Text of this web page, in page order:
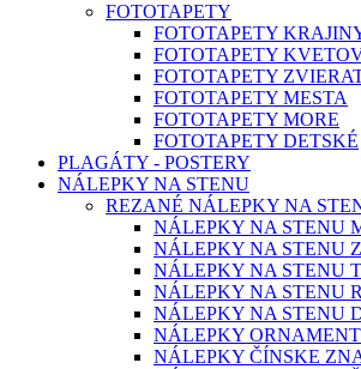
FOTOTAPETY
FOTOTAPETY
FOTOTAPETY
FOTOTAPETY
FOTOTAPETY MESTA
FOTOTAPETY MORE
FOTOTAPETY DETSKÉ
PLAGÁTY - POSTERY
NÁLEPKY NA STENU
REZANÉ NÁLEPKY NA
NÁLEPKY NA STENU
NÁLEPKY NA STENU
NÁLEPKY NA STENU
NÁLEPKY NA STENU
NÁLEPKY NA STENU
NÁLEPKY
NÁLEPKY ČÍNSKE